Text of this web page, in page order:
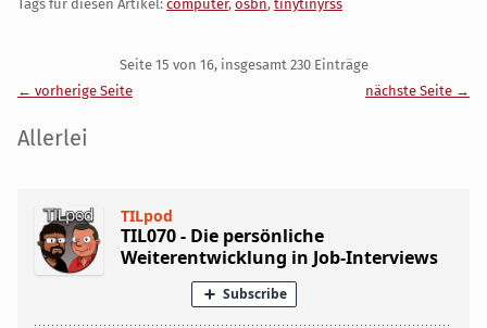
Tags für diesen Artikel: computer, osbn, tinytinyrss
PaginationSeite 15 von 16, insgesamt 230 Einträge
← vorherige Seite
nächste Seite →
Seitenleiste
Allerlei